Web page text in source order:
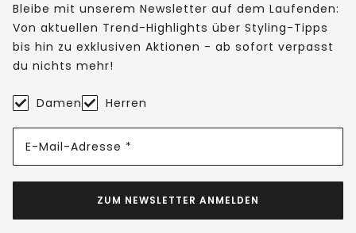
Bleibe mit unserem Newsletter auf dem Laufenden:
Von aktuellen Trend-Highlights über Styling-Tipps
bis hin zu exklusiven Aktionen - ab sofort verpasst
du nichts mehr!
Damen Herren
E-Mail-Adresse *
ZUM NEWSLETTER ANMELDEN